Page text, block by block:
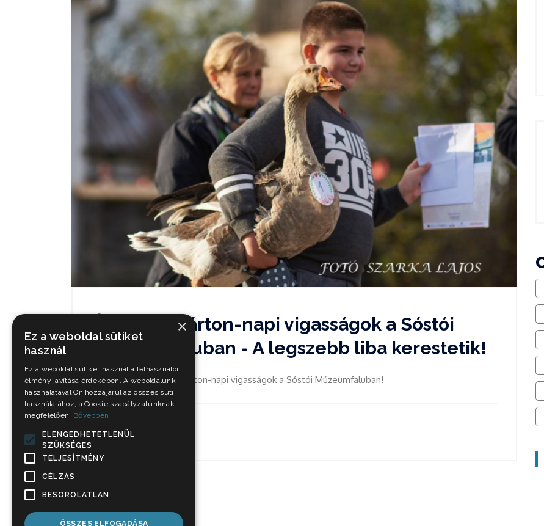
Újra lesz Márton-napi vigasságok a Sóstói
Múzeumfaluban - A legszebb liba kerestetik!
November 13-án újra Márton-napi vigasságok a Sóstói Múzeumfaluban!
Okt 25, 2021
×
Ez a weboldal sütiket
használ
Ez a weboldal sütiket használ a felhasználói
élmény javítása érdekében. A weboldalunk
használatával Ön hozzájárul az összes süti
használatához, a Cookie szabályzatunknak
megfelelően. Bővebben
ELENGEDHETETLENÜL
SZÜKSÉGES
TELJESÍTMÉNY
CÉLZÁS
BESOROLATLAN
ÖSSZES ELFOGADÁSA